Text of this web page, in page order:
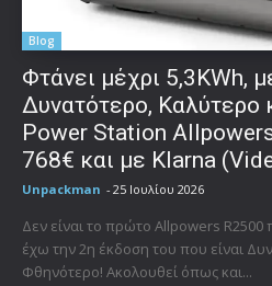
Blog
Φτάνει μέχρι 5,3KWh,
Δυνατότερο, Καλύτερο
Power Station
768€ και με Klarna
Unpackman - 25 Ιουλίου 2026
Δεν είναι το πρώτο Allpowers
έχω την 2η έκδοση του που είναι
Φθηνότερο! Ακολουθεί όπως και...